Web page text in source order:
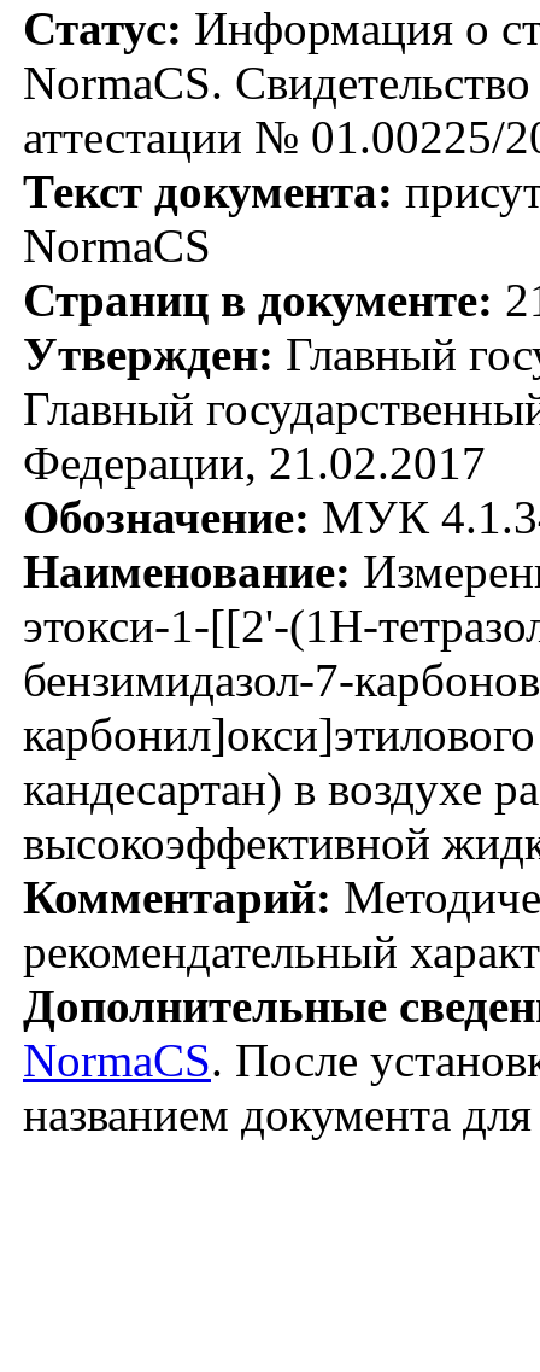
Статус: Информация о
NormaCS.
аттестации № 01.00225/
Текст документа:
NormaCS
Страниц в документе:
Утвержден: Главный
Главный
Федерации, 21.02.2017
Обозначение: МУК
Наименование:
этокси-1-[[2'-(1Н-
бензимидазол-7-
кандесартан) в воздухе
высокоэффективной
Комментарий:
рекомендательный
Дополнительные
NormaCS. После
названием документа